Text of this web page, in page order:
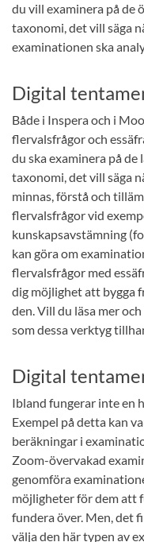
du vill examinera på de
taxonomi, det vill säga
examinationen ska
Digital
Både i Inspera och i
flervalsfrågor och
du ska examinera på
taxonomi, det vill säga
minnas, förstå och
flervalsfrågor vid
kunskapsavstämning
kan göra om
flervalsfrågor med
dig möjlighet att bygga
den. Vill du läsa mer
som dessa verktyg
Digital
Ibland fungerar inte en
Exempel på detta kan
beräkningar i
Zoom-övervakad
genomföra
möjligheter för dem att
fundera över. Men, det
välja den här typen av